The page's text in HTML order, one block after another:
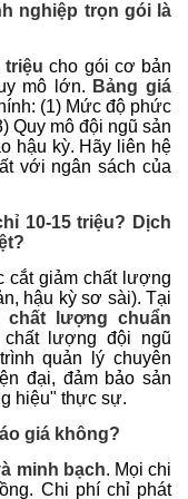
nghiệp trọn gói là
triệu cho gói cơ bản
mô lớn. Bảng giá
(1) Mức độ phức
Quy mô đội ngũ sản
hậu kỳ. Hãy liên hệ
với ngân sách của
10-15 triệu? Dịch
cắt giảm chất lượng
hậu kỳ sơ sài). Tại
chất lượng chuẩn
lượng đội ngũ
quản lý chuyên
đại, đảm bảo sản
hiệu" thực sự.
giá không?
minh bạch. Mọi chi
Chi phí chỉ phát